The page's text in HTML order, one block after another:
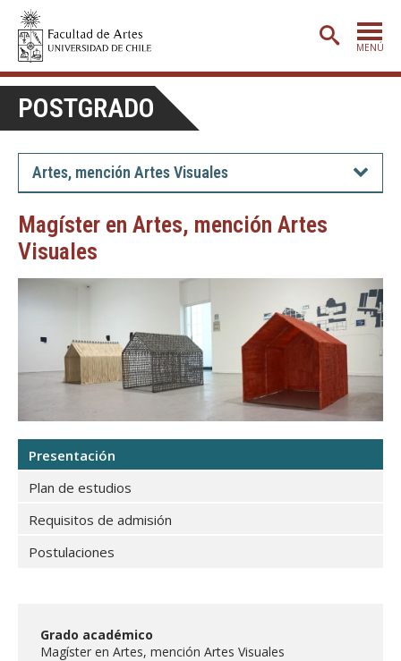
MENÚ
ADMISIÓN
ETAPA BÁSICA
CARRERAS
POSTGRADO
E INVESTIGACIÓN
BIBLIOTECA
DEPARTAMENTOS
FACULTAD
Estudiantes
Académicas/os
POSTGRADO
Artes, mención Artes Visuales
Magíster en Artes, mención Artes
Visuales
Magíster en Artes, mención Artes Visuales
Presentación
Plan de estudios
Requisitos de admisión
Postulaciones
Grado académico
Magíster en Artes, mención Artes Visuales